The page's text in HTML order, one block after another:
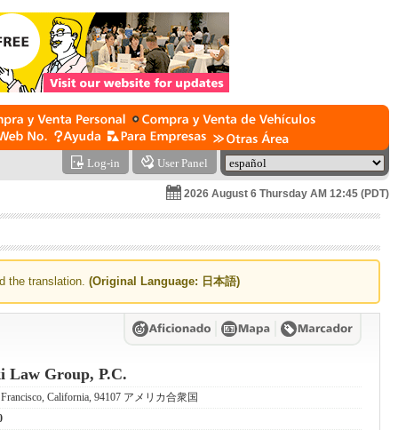
Log-in User Panel
2026 August 6 Thursday AM 12:45 (PDT)
the translation. (Original Language: 日本語)
Law Group, P.C.
California, 94107 アメリカ合衆国